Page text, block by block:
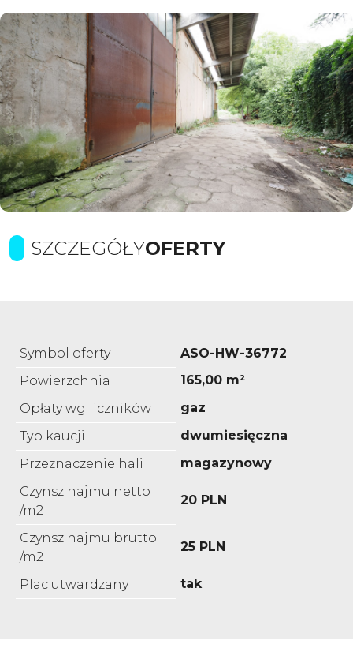
SZCZEGÓŁYOFERTY
Symbol oferty
ASO-HW-36772
Powierzchnia
165,00 m²
Opłaty wg liczników
gaz
Typ kaucji
dwumiesięczna
Przeznaczenie hali
magazynowy
Czynsz najmu netto
/m2
20 PLN
Czynsz najmu brutto
/m2
25 PLN
Plac utwardzany tak